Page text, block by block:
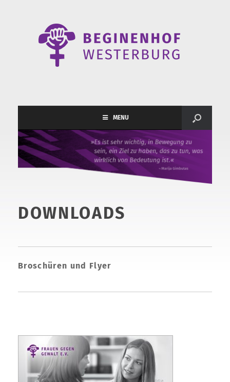
MENU
DOWNLOADS
Broschüren und Flyer